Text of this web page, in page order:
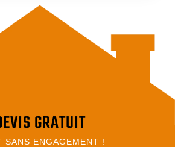
GRATUIT
SANS ENGAGEMENT !